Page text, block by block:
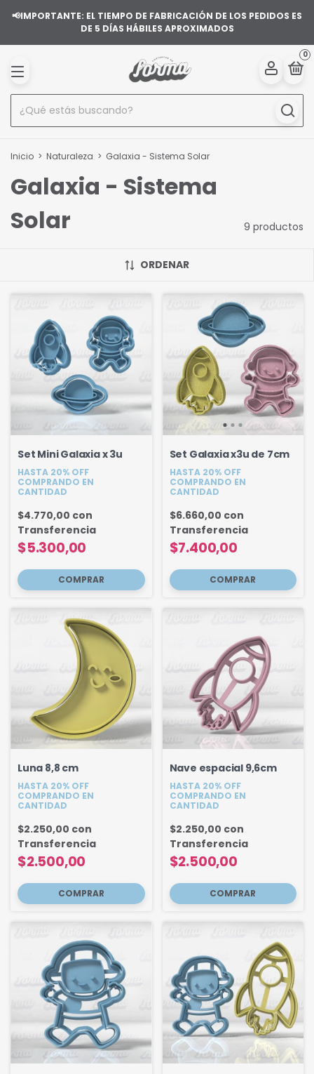
📢IMPORTANTE: EL TIEMPO DE FABRICACIÓN DE LOS PEDIDOS ES
DE 5 DÍAS HÁBILES APROXIMADOS
0
Inicio > Naturaleza > Galaxia - Sistema Solar
Galaxia - Sistema
Solar
9 productos
ORDENAR
Set Mini Galaxia x 3u
HASTA 20% OFF
COMPRANDO EN
CANTIDAD
$5.300,00
$4.770,00 con
Transferencia
Set Galaxia x3u de 7cm
HASTA 20% OFF
COMPRANDO EN
CANTIDAD
$7.400,00
$6.660,00 con
Transferencia
Luna 8,8 cm
HASTA 20% OFF
COMPRANDO EN
CANTIDAD
$2.500,00
$2.250,00 con
Transferencia
Nave espacial 9,6cm
HASTA 20% OFF
COMPRANDO EN
CANTIDAD
$2.500,00
$2.250,00 con
Transferencia